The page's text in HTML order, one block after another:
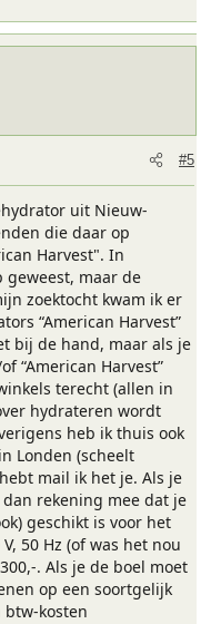
#5
uit Nieuw-
die daar op
Harvest". In
maar de
zoektocht kwam ik er
“American Harvest”
bij de hand, maar als je
“American Harvest”
terecht (allen in
hydrateren wordt
heb ik thuis ook
Londen (scheelt
mail ik het je. Als je
rekening mee dat je
geschikt is voor het
50 Hz (of was het nou
. Als je de boel moet
op een soortgelijk
kosten